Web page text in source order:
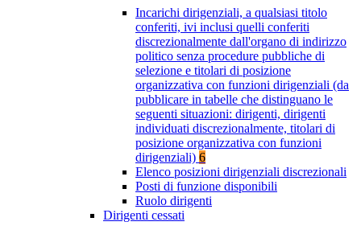
Incarichi dirigenziali, a qualsiasi titolo
conferiti, ivi inclusi quelli conferiti
discrezionalmente dall'organo di indirizzo
politico senza procedure pubbliche di
selezione e titolari di posizione
organizzativa con funzioni dirigenziali (da
pubblicare in tabelle che distinguano le
seguenti situazioni: dirigenti, dirigenti
individuati discrezionalmente, titolari di
posizione organizzativa con funzioni
dirigenziali) 6
Elenco posizioni dirigenziali discrezionali
Posti di funzione disponibili
Ruolo dirigenti
Dirigenti cessati